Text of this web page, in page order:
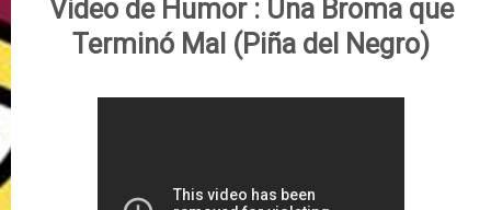
Video de Humor : Una Broma que
Terminó Mal (Piña del Negro)